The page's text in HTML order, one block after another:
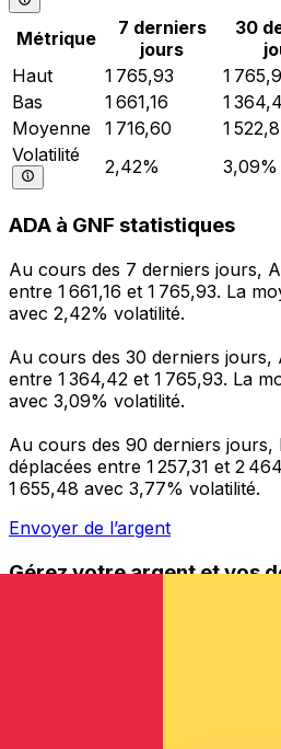
Métrique
7 derniers
jours
30
Haut
1 765,93 1
Bas
1 661,16 1
Moyenne
1 716,60 1
Volatilité
2,42% 3,09%
ADA à GNF statistiques
Au cours des 7 derniers jours,
entre 1 661,16 et 1 765,93. La
avec 2,42% volatilité.
Au cours des 30 derniers jours,
entre 1 364,42 et 1 765,93. La
avec 3,09% volatilité.
Au cours des 90 derniers jours,
déplacées entre 1 257,31 et 2
1 655,48 avec 3,77% volatilité.
Envoyer de l’argent
Gérez votre argent et vos